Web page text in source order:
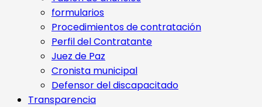
formularios
Procedimientos de contratación
Perfil del Contratante
Juez de Paz
Cronista municipal
Defensor del discapacitado
Transparencia